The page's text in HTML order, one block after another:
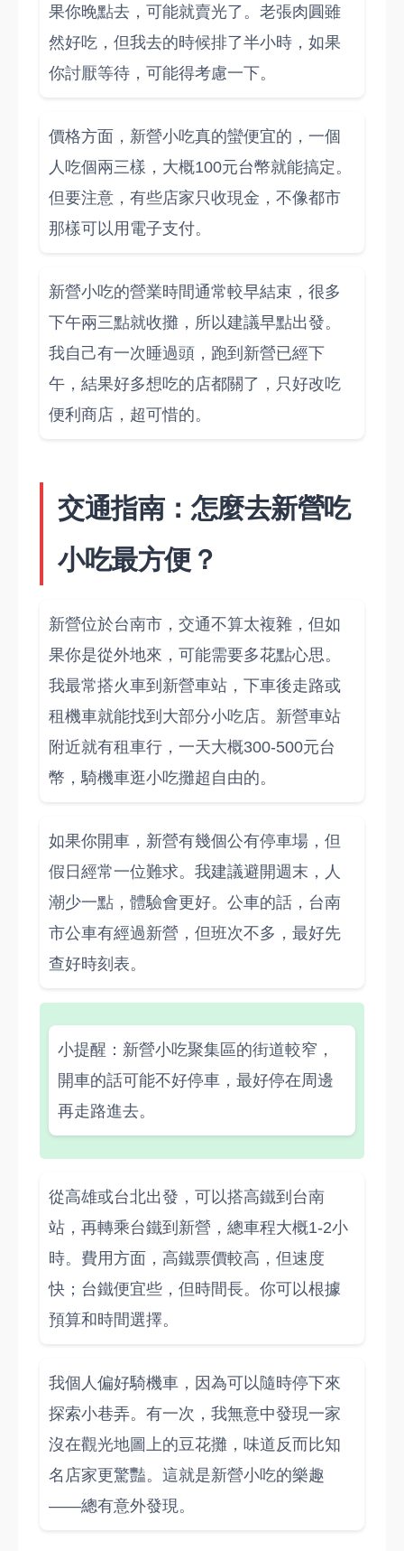
果你晚點去，可能就賣光了。老張肉圓雖
然好吃，但我去的時候排了半小時，如果
你討厭等待，可能得考慮一下。
價格方面，新營小吃真的蠻便宜的，一個
人吃個兩三樣，大概100元台幣就能搞定。
但要注意，有些店家只收現金，不像都市
那樣可以用電子支付。
新營小吃的營業時間通常較早結束，很多
下午兩三點就收攤，所以建議早點出發。
我自己有一次睡過頭，跑到新營已經下
午，結果好多想吃的店都關了，只好改吃
便利商店，超可惜的。
交通指南：怎麼去新營吃
小吃最方便？
新營位於台南市，交通不算太複雜，但如
果你是從外地來，可能需要多花點心思。
我最常搭火車到新營車站，下車後走路或
租機車就能找到大部分小吃店。新營車站
附近就有租車行，一天大概300-500元台
幣，騎機車逛小吃攤超自由的。
如果你開車，新營有幾個公有停車場，但
假日經常一位難求。我建議避開週末，人
潮少一點，體驗會更好。公車的話，台南
市公車有經過新營，但班次不多，最好先
查好時刻表。
小提醒：新營小吃聚集區的街道較窄，
開車的話可能不好停車，最好停在周邊
再走路進去。
從高雄或台北出發，可以搭高鐵到台南
站，再轉乘台鐵到新營，總車程大概1-2小
時。費用方面，高鐵票價較高，但速度
快；台鐵便宜些，但時間長。你可以根據
預算和時間選擇。
我個人偏好騎機車，因為可以隨時停下來
探索小巷弄。有一次，我無意中發現一家
沒在觀光地圖上的豆花攤，味道反而比知
名店家更驚豔。這就是新營小吃的樂趣
——總有意外發現。